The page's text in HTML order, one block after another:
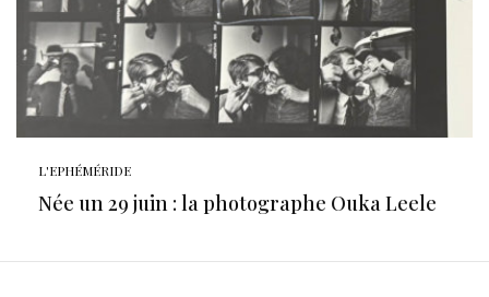
L'EPHÉMÉRIDE
Née un 29 juin : la photographe Ouka Leele